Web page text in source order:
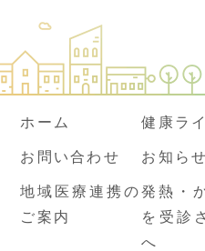
ホーム 健康ラ
お問い合わせ お知らせ
地域医療連携の
ご案内
発熱・
を受診
へ